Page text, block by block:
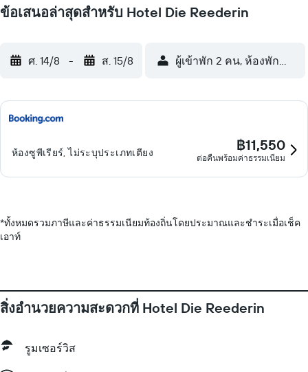
Museum สนามบิน Lübeck อยู่ห่างจากที่พัก 9 กม.
ข้อเสนอล่าสุดสำหรับ Hotel Die Reederin
ศ. 14/8 - ส. 15/8 ผู้เข้าพัก 2 คน, ห้องพัก 1 ห้อง
ห้องซูพีเรียร์, ไม่ระบุประเภทเตียง ฿11,550
ต่อคืนพร้อมค่าธรรมเนียม
*ทั้งหมดรวมภาษีและค่าธรรมเนียมท้องถิ่นโดยประมาณและชำระเมื่อเช็ค
เอาท์
สิ่งอำนวยความสะดวกที่ Hotel Die Reederin
รูมเซอร์วิส